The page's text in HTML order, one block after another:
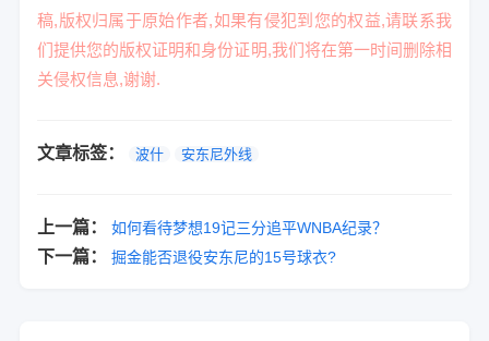
稿,版权归属于原始作者,如果有侵犯到您的权益,请联系我
们提供您的版权证明和身份证明,我们将在第一时间删除相
关侵权信息,谢谢.
文章标签： 波什 安东尼外线
上一篇： 如何看待梦想19记三分追平WNBA纪录？
下一篇： 掘金能否退役安东尼的15号球衣?